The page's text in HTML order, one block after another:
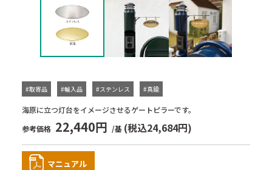
海原に立つ灯台をイメージさせるゲートピラーです。
#取寄品 #輸入品 #ステンレス #真鍮
参考価格 22,440円 /基 (税込24,684円)
マニュアル